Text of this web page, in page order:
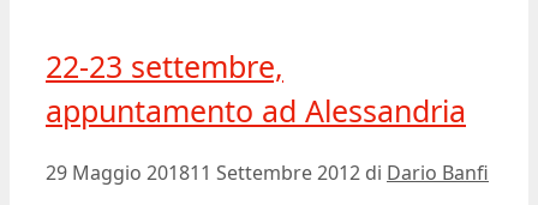
22-23 settembre,
appuntamento ad Alessandria
29 Maggio 201811 Settembre 2012 di Dario Banfi